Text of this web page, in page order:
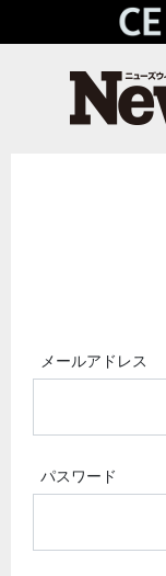
メールアドレス
パスワード